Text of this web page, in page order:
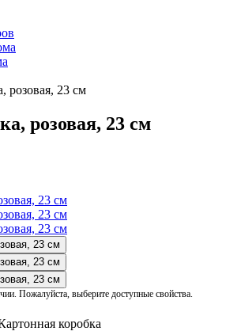
розовая, 23 см
розовая, 23 см
Пожалуйста, выберите доступные свойства.
коробка